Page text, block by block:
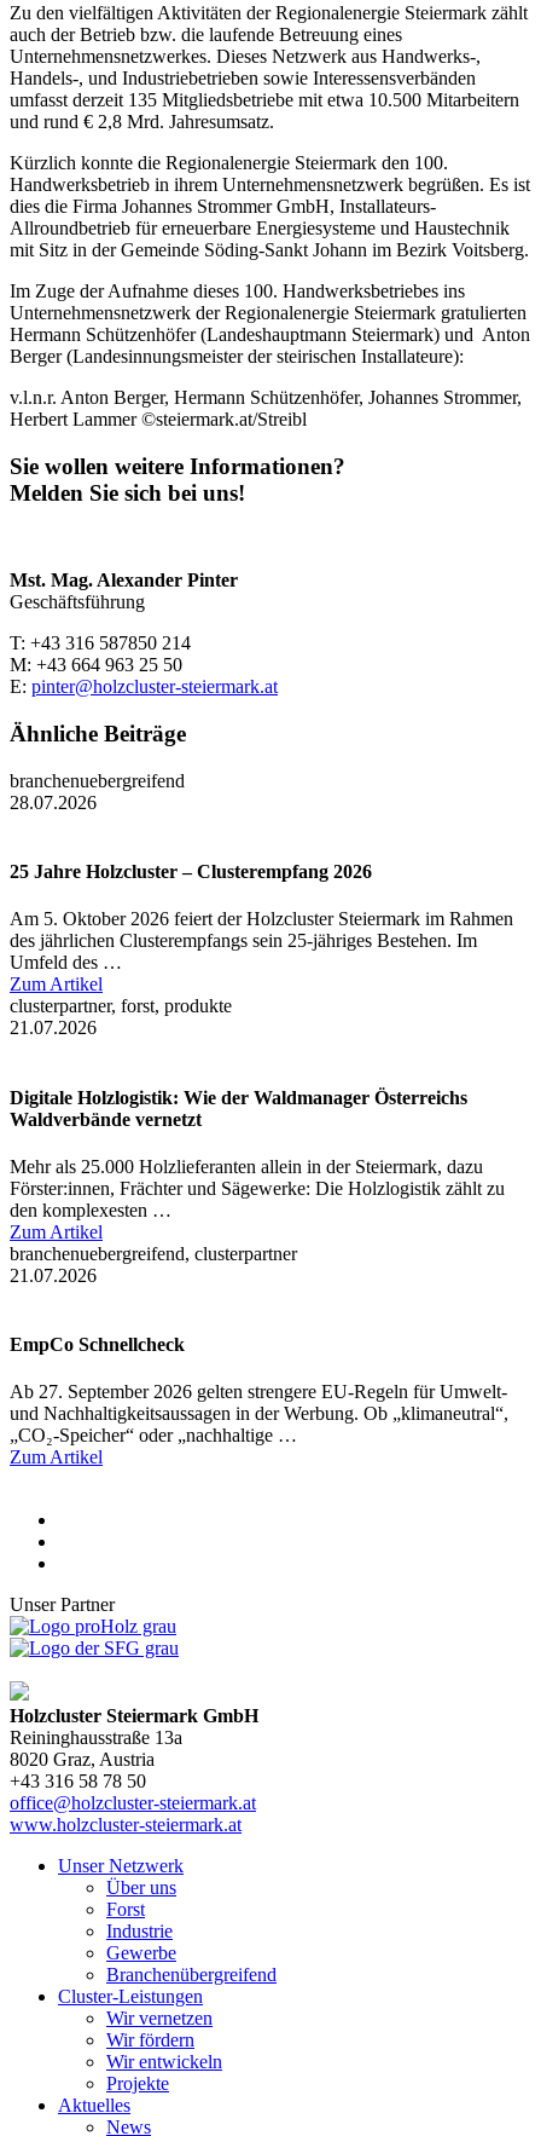
Zu den vielfältigen Aktivitäten der Regionalenergie Steiermark zählt
auch der Betrieb bzw. die laufende Betreuung eines
Unternehmensnetzwerkes. Dieses Netzwerk aus Handwerks-,
Handels-, und Industriebetrieben sowie Interessensverbänden
umfasst derzeit 135 Mitgliedsbetriebe mit etwa 10.500 Mitarbeitern
und rund € 2,8 Mrd. Jahresumsatz.
Kürzlich konnte die Regionalenergie Steiermark den 100.
Handwerksbetrieb in ihrem Unternehmensnetzwerk begrüßen. Es ist
dies die Firma Johannes Strommer GmbH, Installateurs-
Allroundbetrieb für erneuerbare Energiesysteme und Haustechnik
mit Sitz in der Gemeinde Söding-Sankt Johann im Bezirk Voitsberg.
Im Zuge der Aufnahme dieses 100. Handwerksbetriebes ins
Unternehmensnetzwerk der Regionalenergie Steiermark gratulierten
Hermann Schützenhöfer (Landeshauptmann Steiermark) und Anton
Berger (Landesinnungsmeister der steirischen Installateure):
v.l.n.r. Anton Berger, Hermann Schützenhöfer, Johannes Strommer,
Herbert Lammer ©steiermark.at/Streibl
Sie wollen weitere Informationen?
Melden Sie sich bei uns!
Mst. Mag. Alexander Pinter
Geschäftsführung
T: +43 316 587850 214
M: +43 664 963 25 50
E: pinter@holzcluster-steiermark.at
Ähnliche Beiträge
branchenuebergreifend
28.07.2026
25 Jahre Holzcluster – Clusterempfang 2026
Am 5. Oktober 2026 feiert der Holzcluster Steiermark im Rahmen
des jährlichen Clusterempfangs sein 25-jähriges Bestehen. Im
Umfeld des …
Zum Artikel
clusterpartner, forst, produkte
21.07.2026
Digitale Holzlogistik: Wie der Waldmanager Österreichs
Waldverbände vernetzt
Mehr als 25.000 Holzlieferanten allein in der Steiermark, dazu
Förster:innen, Frächter und Sägewerke: Die Holzlogistik zählt zu
den komplexesten …
Zum Artikel
branchenuebergreifend, clusterpartner
21.07.2026
EmpCo Schnellcheck
Ab 27. September 2026 gelten strengere EU-Regeln für Umwelt-
und Nachhaltigkeitsaussagen in der Werbung. Ob „klimaneutral“,
„CO₂-Speicher“ oder „nachhaltige …
Zum Artikel
Unser Partner
Holzcluster Steiermark GmbH
Reininghausstraße 13a
8020 Graz, Austria
+43 316 58 78 50
office@holzcluster-steiermark.at
www.holzcluster-steiermark.at
Unser Netzwerk
Über uns
Forst
Industrie
Gewerbe
Branchenübergreifend
Cluster-Leistungen
Wir vernetzen
Wir fördern
Wir entwickeln
Projekte
Aktuelles
News